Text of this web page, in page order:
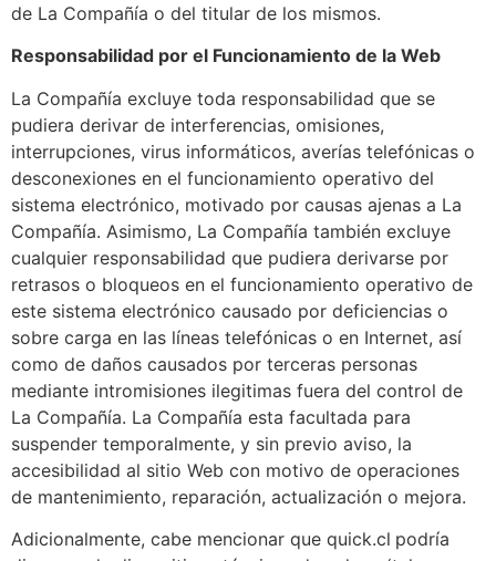
de La Compañía o del titular de los mismos.
Responsabilidad por el Funcionamiento de la Web
La Compañía excluye toda responsabilidad que se
pudiera derivar de interferencias, omisiones,
interrupciones, virus informáticos, averías telefónicas o
desconexiones en el funcionamiento operativo del
sistema electrónico, motivado por causas ajenas a La
Compañía. Asimismo, La Compañía también excluye
cualquier responsabilidad que pudiera derivarse por
retrasos o bloqueos en el funcionamiento operativo de
este sistema electrónico causado por deficiencias o
sobre carga en las líneas telefónicas o en Internet, así
como de daños causados por terceras personas
mediante intromisiones ilegitimas fuera del control de
La Compañía. La Compañía esta facultada para
suspender temporalmente, y sin previo aviso, la
accesibilidad al sitio Web con motivo de operaciones
de mantenimiento, reparación, actualización o mejora.
Adicionalmente, cabe mencionar que quick.cl podría